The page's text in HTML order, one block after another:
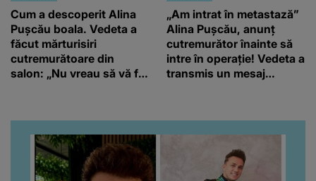
Cum a descoperit Alina
Pușcău boala. Vedeta a
făcut mărturisiri
cutremurătoare din
salon: „Nu vreau să vă fie
„Am intrat în metastază”
Alina Pușcău, anunț
cutremurător înainte să
intre în operație! Vedeta a
transmis un mesaj